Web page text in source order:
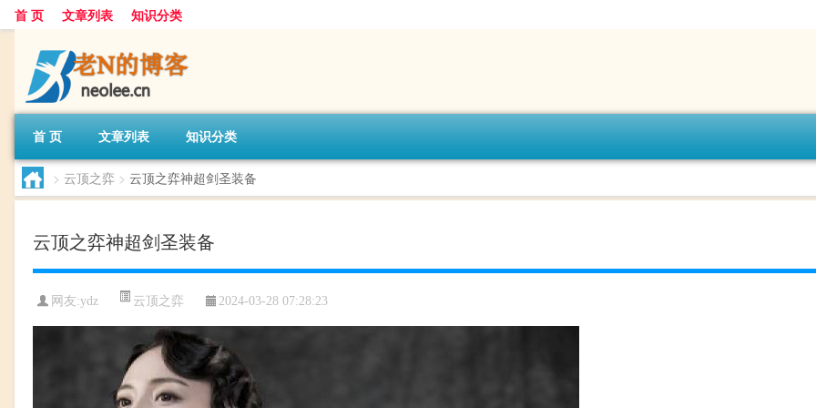
首 页 文章列表 知识分类
首 页 文章列表 知识分类
> 云顶之弈 > 云顶之弈神超剑圣装备
云顶之弈神超剑圣装备
网友:ydz 云顶之弈 2024-03-28 07:28:23